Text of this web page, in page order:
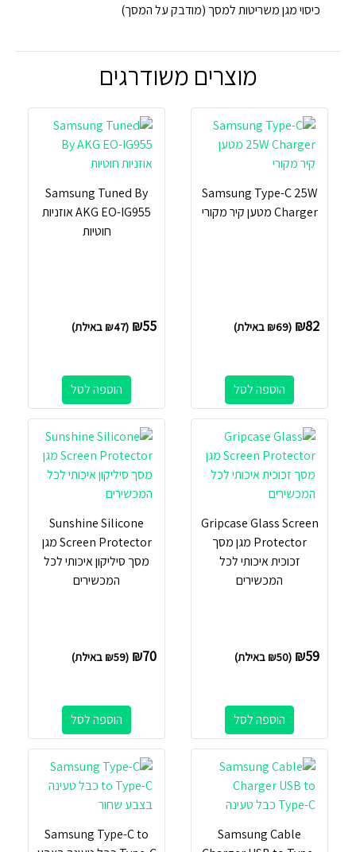
כיסוי מגן משריטות למסך (מודבק על המסך)
מוצרים משודרגים
Samsung Type-C 25W
Charger מטען קיר מקורי
₪82
(
₪69 באילת)
הוספה לסל
Samsung Tuned By
AKG EO-IG955 אוזניות
חוטיות
₪55
(
₪47 באילת)
הוספה לסל
Gripcase Glass Screen
Protector מגן מסך
זכוכית איכותי לכל
המכשירים
₪59
(
₪50 באילת)
הוספה לסל
Sunshine Silicone
Screen Protector מגן
מסך סיליקון איכותי לכל
המכשירים
₪70
(
₪59 באילת)
הוספה לסל
Samsung Cable
Samsung Type-C to